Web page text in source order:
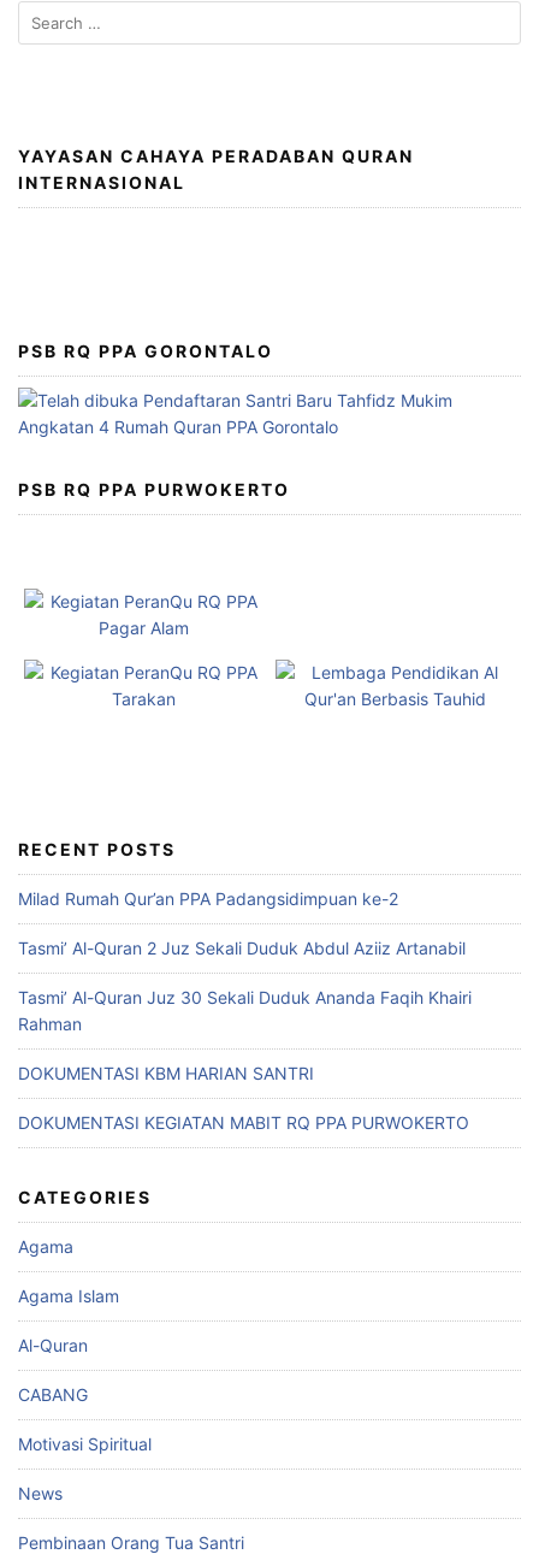
Search
for:
YAYASAN CAHAYA PERADABAN QURAN
INTERNASIONAL
PSB RQ PPA GORONTALO
PSB RQ PPA PURWOKERTO
RECENT POSTS
Milad Rumah Qur’an PPA Padangsidimpuan ke-2
Tasmi’ Al-Quran 2 Juz Sekali Duduk Abdul Aziiz Artanabil
Tasmi’ Al-Quran Juz 30 Sekali Duduk Ananda Faqih Khairi
Rahman
DOKUMENTASI KBM HARIAN SANTRI
DOKUMENTASI KEGIATAN MABIT RQ PPA PURWOKERTO
CATEGORIES
Agama
Agama Islam
Al-Quran
CABANG
Motivasi Spiritual
News
Pembinaan Orang Tua Santri